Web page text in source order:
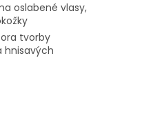
oslabené vlasy,
tvorby
hnisavých